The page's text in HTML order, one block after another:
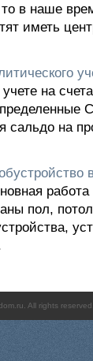
в наше
иметь
на
сальдо на
пол,
All rights reserved.